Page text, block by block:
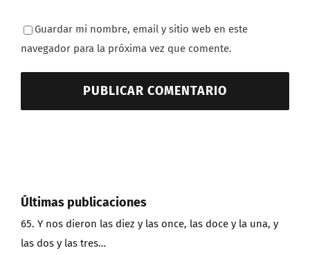
Guardar mi nombre, email y sitio web en este
navegador para la próxima vez que comente.
Últimas publicaciones
65. Y nos dieron las diez y las once, las doce y la una, y
las dos y las tres…